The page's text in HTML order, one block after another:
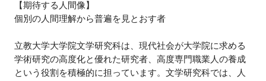
【期待する人間像】
個別の人間理解から普遍を見とおす者
立教大学大学院文学研究科は、現代社会が大学院に求める
学術研究の高度化と優れた研究者、高度専門職業人の養成
という役割を積極的に担っています。文学研究科では、人